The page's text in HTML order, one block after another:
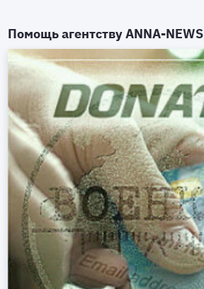
Помощь агентствуANNA-NEWS